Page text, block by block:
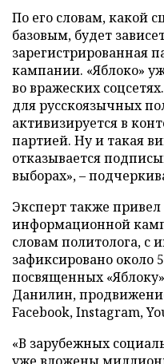
По его словам, какой
базовым, будет
зарегистрированная
кампании. «Яблоко»
во вражеских
для русскоязычных
активизируется в
партией. Ну и такая
отказывается
выборах», –
Эксперт также
информационной
словам политолога, с
зафиксировано около
посвященных
Данилин,
Facebook, Instagram,
«В зарубежных